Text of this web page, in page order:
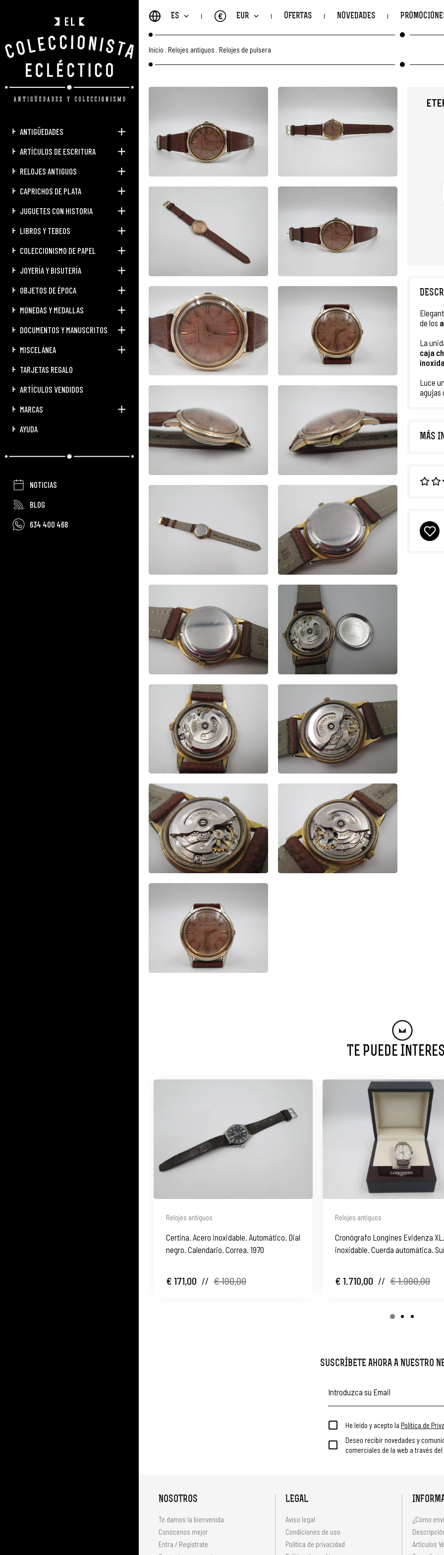
ANTIGÜEDADES
ARTÍCULOS DE ESCRITURA
RELOJES ANTIGUOS
CAPRICHOS DE PLATA
JUGUETES CON HISTORIA
LIBROS Y TEBEOS
COLECCIONISMO DE PAPEL
JOYERÍA Y BISUTERÍA
OBJETOS DE ÉPOCA
MONEDAS Y MEDALLAS
DOCUMENTOS Y MANUSCRITOS
MISCELÁNEA
TARJETAS REGALO
ARTÍCULOS VENDIDOS
MARCAS
AYUDA
NOTICIAS
BLOG
634 400 468
ES EUR
€ OFERTAS NOVEDADES
Inicio Relojes antiguos Relojes de pulsera
de los
La
caja
Luce
agujas
MÁS
Te Puede
Relojes antiguos
Certina. Acero inoxidable. Automático. Dial
negro. Calendario. Correa. 1970
€ 171,00 // € 190,00
Relojes antiguos
Cronógrafo Longines Evidenza
inoxidable. Cuerda automática.
€ 1.710,00 // € 1.900,00
SUSCRÍBETE AHORA A NUESTRO
He leído y acepto la Política de
Deseo recibir novedades y
comerciales de la web a través
NOSOTROS
Te damos la bienvenida
Conócenos mejor
Entra / Regístrate
LEGAL
Aviso legal
Condiciones de uso
Política de privacidad
¿Cómo
Artículos